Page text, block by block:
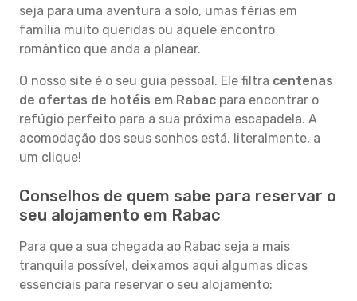
seja para uma aventura a solo, umas férias em
família muito queridas ou aquele encontro
romântico que anda a planear.
O nosso site é o seu guia pessoal. Ele filtra centenas
de ofertas de hotéis em Rabac para encontrar o
refúgio perfeito para a sua próxima escapadela. A
acomodação dos seus sonhos está, literalmente, a
um clique!
Conselhos de quem sabe para reservar o
seu alojamento em Rabac
Para que a sua chegada ao Rabac seja a mais
tranquila possível, deixamos aqui algumas dicas
essenciais para reservar o seu alojamento: